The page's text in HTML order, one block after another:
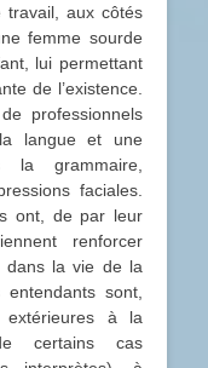
travail, aux côtés
femme sourde
lui permettant
de l’existence.
professionnels
langue et une
la grammaire,
faciales.
ont, de par leur
renforcer
dans la vie de la
sont,
à la
certains cas